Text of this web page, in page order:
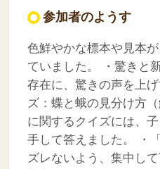
参加者のようす
色鮮やかな標本や見本
ていました。
・驚きと
存在に、驚きの声を上げ
ズ：蝶と蛾の見分け方
に関するクイズには、
手して答えました。
・
ズレないよう、集中し